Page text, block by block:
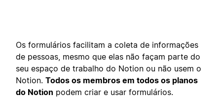
Os formulários facilitam a coleta de informações
de pessoas, mesmo que elas não façam parte do
seu espaço de trabalho do Notion ou não usem o
Notion. Todos os membros em todos os planos
do Notion podem criar e usar formulários.